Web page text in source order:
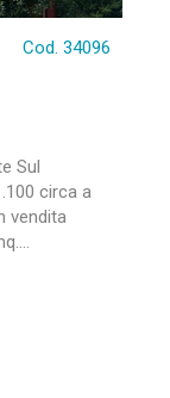
Cod. 34096
Sul
circa a
vendita